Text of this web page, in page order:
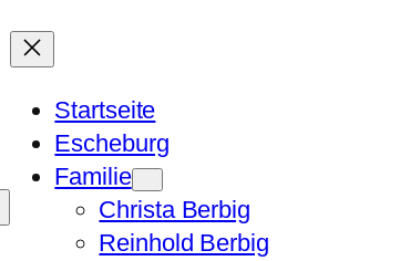
Startseite
Escheburg
Familie
Christa Berbig
Reinhold Berbig